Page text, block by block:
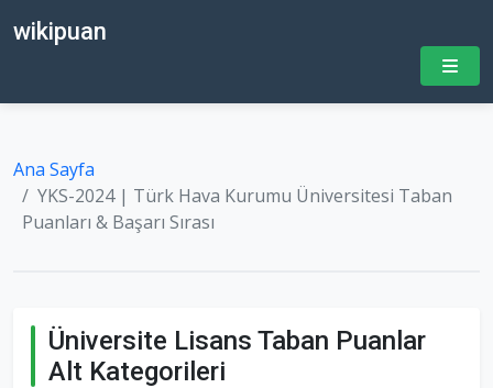
wikipuan
Ana Sayfa
YKS-2024 | Türk Hava Kurumu Üniversitesi Taban
Puanları & Başarı Sırası
Üniversite Lisans Taban Puanlar
Alt Kategorileri